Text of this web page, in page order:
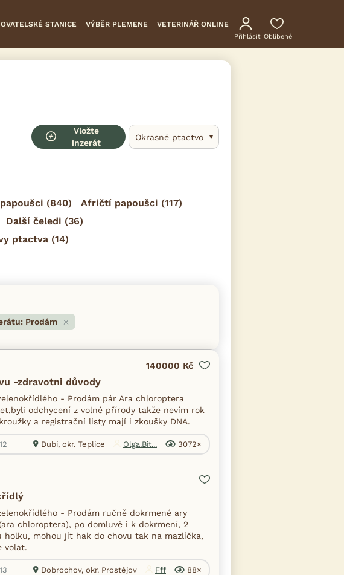
STANICE VÝBĚR PLEMENE VETERINÁŘ ONLINE
Přihlásit Oblíbené
Vložte
inzerát
Okrasné ptactvo
(840) Afričtí papoušci (117)
Další čeledi (36)
ptactva (14)
Prodám
-zdravotni důvody
140000 Kč
- Prodám pár Ara chloroptera
odchycení z volné přírody takže nevím rok
a registrační listy mají i zkoušky DNA.
Dubí, okr. Teplice Olga.Bit... 3072×
- Prodám ručně dokrmené ary
chloroptera), po domluvě i k dokrmení, 2
holku, mohou jít hak do chovu tak na mazlíčka,
volat.
Dobrochov, okr. Prostějov Fff 88×